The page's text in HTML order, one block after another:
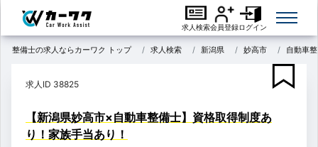
求人検索会員登録ログイン
整備士の求人ならカーワク トップ 求人検索 新潟県 妙高市 自動車
求人ID 38825
【新潟県妙高市×自動車整備士】資格取得制度あ
り！家族手当あり！